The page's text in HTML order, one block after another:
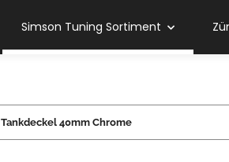
Simson Tuning Sortiment
Tankdeckel 40mm Chrome